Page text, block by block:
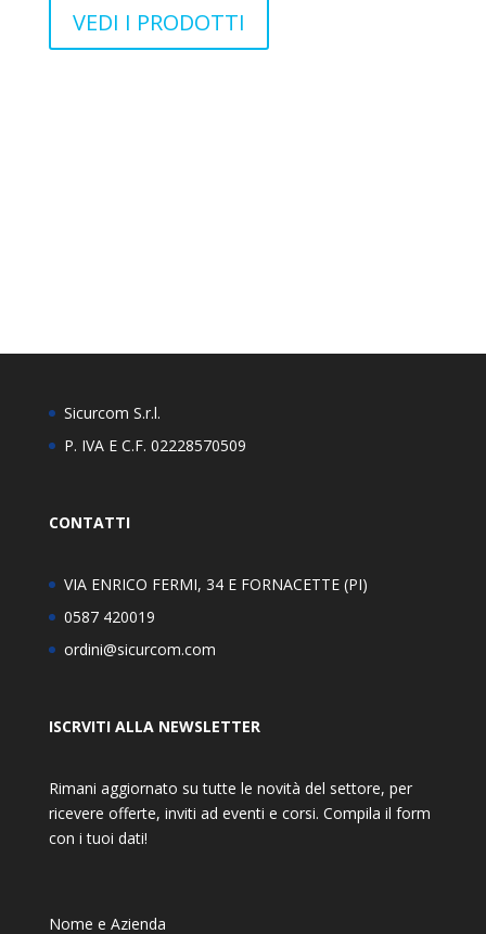
VEDI I PRODOTTI
Sicurcom S.r.l.
P. IVA E C.F. 02228570509
CONTATTI
VIA ENRICO FERMI, 34 E FORNACETTE (PI)
0587 420019
ordini@sicurcom.com
ISCRVITI ALLA NEWSLETTER
Rimani aggiornato su tutte le novità del settore, per
ricevere offerte, inviti ad eventi e corsi. Compila il form
con i tuoi dati!
Nome e Azienda